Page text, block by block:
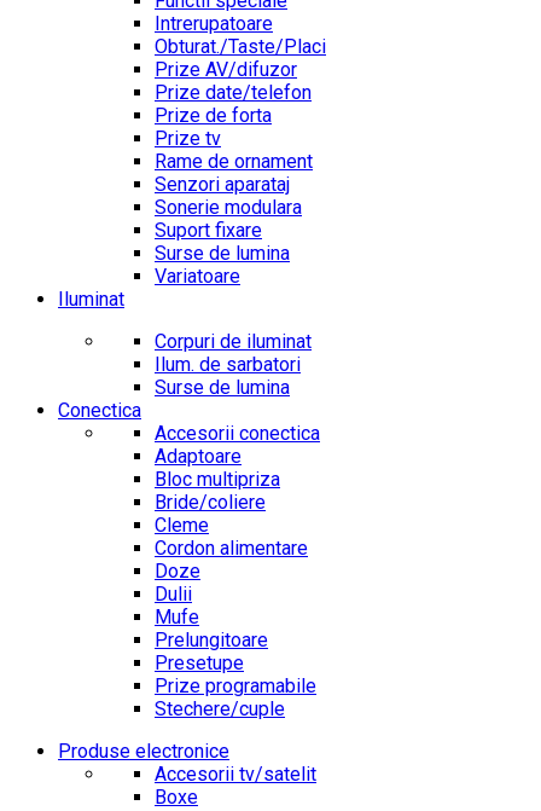
Intrerupatoare
Obturat./Taste/Placi
Prize AV/difuzor
Prize date/telefon
Prize de forta
Prize tv
Rame de ornament
Senzori aparataj
Sonerie modulara
Suport fixare
Surse de lumina
Variatoare
Iluminat
Corpuri de iluminat
Ilum. de sarbatori
Surse de lumina
Conectica
Accesorii conectica
Adaptoare
Bloc multipriza
Bride/coliere
Cleme
Cordon alimentare
Doze
Dulii
Mufe
Prelungitoare
Presetupe
Prize programabile
Stechere/cuple
Produse electronice
Accesorii tv/satelit
Boxe